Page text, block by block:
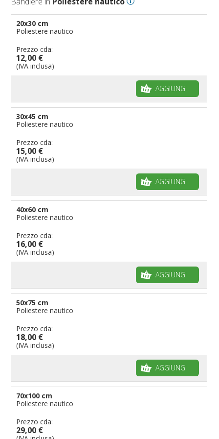
Bandiere per eventi religiosi
Bandiere per ambasciate
Bandiere per riserve naturali e parchi
Bandiere per musicisti
pennoni per bandiere
20x30 cm
Poliestere nautico
Prezzo cda:
12,00 €
(IVA inclusa)
AGGIUNGI
30x45 cm
Poliestere nautico
Prezzo cda:
15,00 €
(IVA inclusa)
AGGIUNGI
40x60 cm
Poliestere nautico
Prezzo cda:
16,00 €
(IVA inclusa)
AGGIUNGI
50x75 cm
Poliestere nautico
Prezzo cda:
18,00 €
(IVA inclusa)
AGGIUNGI
70x100 cm
Poliestere nautico
Prezzo cda:
29,00 €